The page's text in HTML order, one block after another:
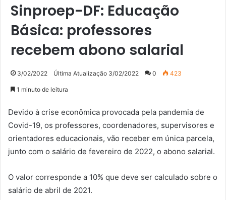
Sinproep-DF: Educação
Básica: professores
recebem abono salarial
3/02/2022 Última Atualização 3/02/2022 0 423
1 minuto de leitura
Devido à crise econômica provocada pela pandemia de
Covid-19, os professores, coordenadores, supervisores e
orientadores educacionais, vão receber em única parcela,
junto com o salário de fevereiro de 2022, o abono salarial.
O valor corresponde a 10% que deve ser calculado sobre o
salário de abril de 2021.